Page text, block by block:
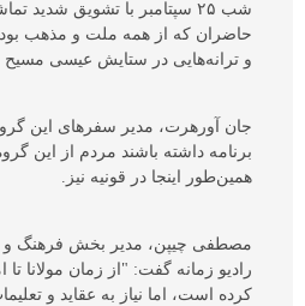
شب ۲۵ سپتامبر با‌ تشویق شدید
حاضران که از همه ملت و مذهب
و ترانه‌هایی در ستایش عیسی مسیح
جان آورهرت، مدیر سفرهای این
برنامه داشته باشند مردم از این
همین‌طور اینجا در قونیه نیز.
مصطفی چیپن، مدیر بخش فرهنگ و
رادیو زمانه گفت: "از زمان مولانا
کرده است، اما نیاز به عقاید و